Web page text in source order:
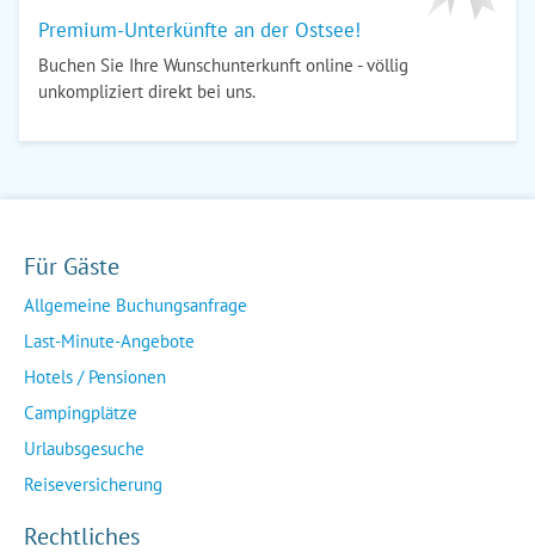
Premium-Unterkünfte an der Ostsee!
Buchen Sie Ihre Wunschunterkunft online - völlig
unkompliziert direkt bei uns.
Für Gäste
Allgemeine Buchungsanfrage
Last-Minute-Angebote
Hotels / Pensionen
Campingplätze
Urlaubsgesuche
Reiseversicherung
Rechtliches